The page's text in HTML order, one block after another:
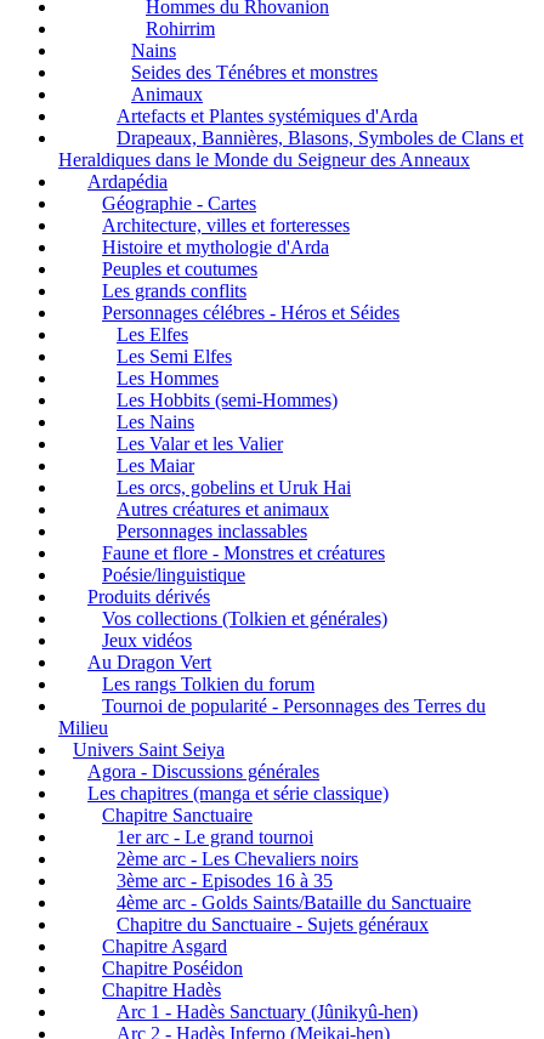
Hommes du Rhovanion
Rohirrim
Nains
Seides des Ténébres et monstres
Animaux
Artefacts et Plantes systémiques d'Arda
Drapeaux, Bannières, Blasons, Symboles de Clans et
Heraldiques dans le Monde du Seigneur des Anneaux
Ardapédia
Géographie - Cartes
Architecture, villes et forteresses
Histoire et mythologie d'Arda
Peuples et coutumes
Les grands conflits
Personnages célébres - Héros et Séides
Les Elfes
Les Semi Elfes
Les Hommes
Les Hobbits (semi-Hommes)
Les Nains
Les Valar et les Valier
Les Maiar
Les orcs, gobelins et Uruk Hai
Autres créatures et animaux
Personnages inclassables
Faune et flore - Monstres et créatures
Poésie/linguistique
Produits dérivés
Vos collections (Tolkien et générales)
Jeux vidéos
Au Dragon Vert
Les rangs Tolkien du forum
Tournoi de popularité - Personnages des Terres du
Milieu
Univers Saint Seiya
Agora - Discussions générales
Les chapitres (manga et série classique)
Chapitre Sanctuaire
1er arc - Le grand tournoi
2ème arc - Les Chevaliers noirs
3ème arc - Episodes 16 à 35
4ème arc - Golds Saints/Bataille du Sanctuaire
Chapitre du Sanctuaire - Sujets généraux
Chapitre Asgard
Chapitre Poséidon
Chapitre Hadès
Arc 1 - Hadès Sanctuary (Jûnikyû-hen)
Arc 2 - Hadès Inferno (Meikai-hen)